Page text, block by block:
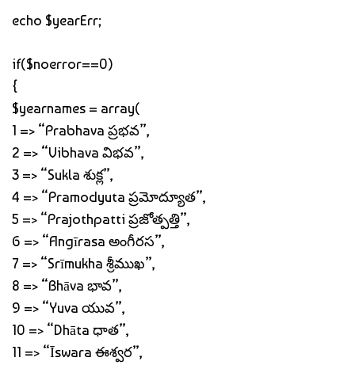
echo $yearErr;
if($noerror==0)
{
$yearnames = array(
1 => “Prabhava ప్రభవ”,
2 => “Vibhava విభవ”,
3 => “Sukla శుక్ల”,
4 => “Pramodyuta ప్రమోద్యూత”,
5 => “Prajothpatti ప్రజోత్పత్తి”,
6 => “Angīrasa అంగీరస”,
7 => “Srīmukha శ్రీముఖ”,
8 => “Bhāva భావ”,
9 => “Yuva యువ”,
10 => “Dhāta ధాత”,
11 => “Īswara ఈశ్వర”,